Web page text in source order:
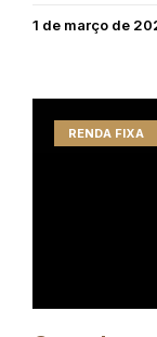
1 de março de
RENDA FIXA